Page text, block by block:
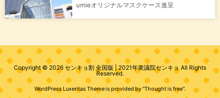
umieオリジナルマスクケース進呈
Copyright © 2026 センキョ割 全国版 | 2021年衆議院センキョ All Rights
Reserved.
WordPress Luxeritas Theme is provided by "Thought is free".